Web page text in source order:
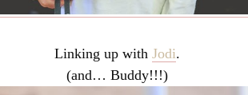
Linking up with Jodi.
(and… Buddy!!!)